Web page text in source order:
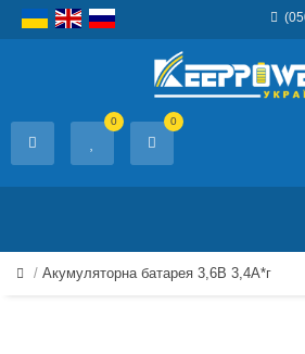
0 0
Акумуляторна батарея 3,6В 3,4А*г